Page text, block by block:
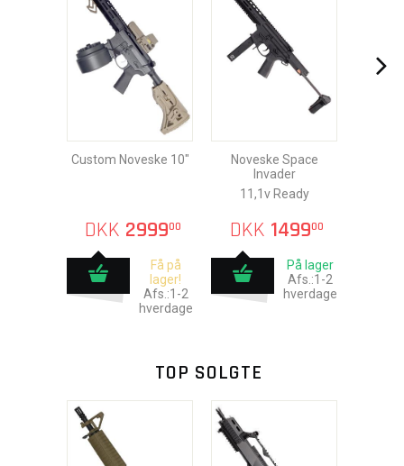
Custom Noveske 10"
DKK 299900
Få på
lager!
Afs.:1-2
hverdage
Noveske Space
Invader
11,1v Ready
DKK 149900
På lager
Afs.:1-2
hverdage
TOP SOLGTE